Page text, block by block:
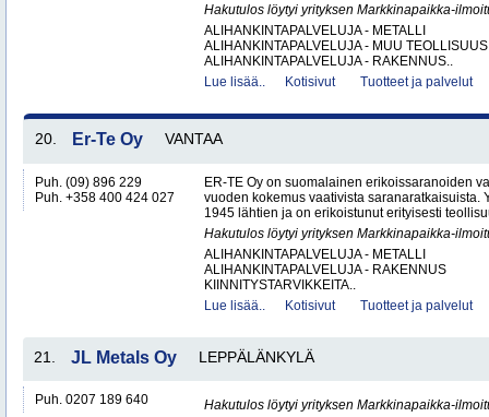
Hakutulos löytyi yrityksen Markkinapaikka-
ALIHANKINTAPALVELUJA - METALLI
ALIHANKINTAPALVELUJA - MUU TEOLLISUUS
ALIHANKINTAPALVELUJA - RAKENNUS..
Lue lisää..
Kotisivut Tuotteet ja palvelut
20. Er-Te Oy VANTAA
Puh. (09) 896 229
Puh. +358 400 424 027
ER-TE Oy on suomalainen erikoissaranoiden
vuoden kokemus vaativista saranaratkaisuista.
1945 lähtien ja on erikoistunut erityisesti
Hakutulos löytyi yrityksen Markkinapaikka-
ALIHANKINTAPALVELUJA - METALLI
ALIHANKINTAPALVELUJA - RAKENNUS
KIINNITYSTARVIKKEITA..
Lue lisää..
Kotisivut Tuotteet ja palvelut
21. JL Metals Oy LEPPÄLÄNKYLÄ
Puh. 0207 189 640
Hakutulos löytyi yrityksen Markkinapaikka-